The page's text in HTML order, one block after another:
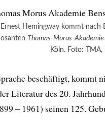
Ernest Hemingway kommt nach
Thomas-Morus-Akademie
Köln. Foto: TMA,
beschäftigt, kommt
Literatur des 20.
– 1961) seinen 125.